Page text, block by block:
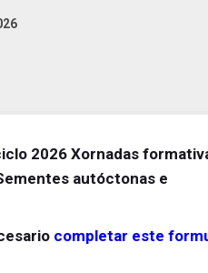
2026 Xornadas
autóctonas e
completar este